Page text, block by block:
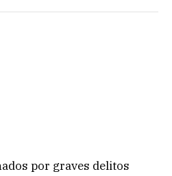
por graves delitos